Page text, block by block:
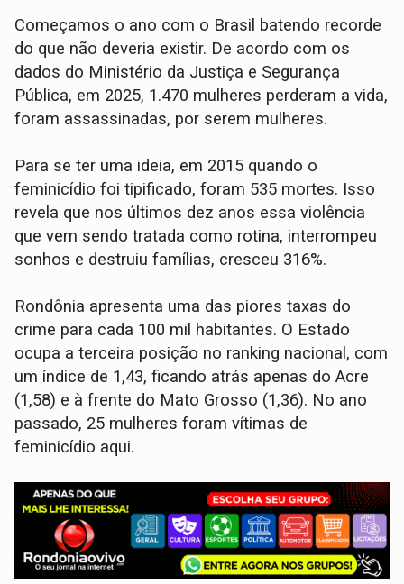
Começamos o ano com o Brasil batendo recorde
do que não deveria existir. De acordo com os
dados do Ministério da Justiça e Segurança
Pública, em 2025, 1.470 mulheres perderam a vida,
foram assassinadas, por serem mulheres.
Para se ter uma ideia, em 2015 quando o
feminicídio foi tipificado, foram 535 mortes. Isso
revela que nos últimos dez anos essa violência
que vem sendo tratada como rotina, interrompeu
sonhos e destruiu famílias, cresceu 316%.
Rondônia apresenta uma das piores taxas do
crime para cada 100 mil habitantes. O Estado
ocupa a terceira posição no ranking nacional, com
um índice de 1,43, ficando atrás apenas do Acre
(1,58) e à frente do Mato Grosso (1,36). No ano
passado, 25 mulheres foram vítimas de
feminicídio aqui.